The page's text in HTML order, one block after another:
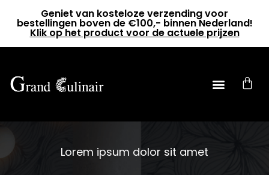
Geniet van kosteloze verzending voor
bestellingen boven de €100,- binnen Nederland!
Klik op het product voor de actuele prijzen
0
Lorem ipsum dolor sit amet